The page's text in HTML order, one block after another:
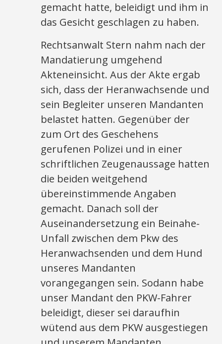
gemacht hatte, beleidigt und ihm in
das Gesicht geschlagen zu haben.
Rechtsanwalt Stern nahm nach der
Mandatierung umgehend
Akteneinsicht. Aus der Akte ergab
sich, dass der Heranwachsende und
sein Begleiter unseren Mandanten
belastet hatten. Gegenüber der
zum Ort des Geschehens
gerufenen Polizei und in einer
schriftlichen Zeugenaussage hatten
die beiden weitgehend
übereinstimmende Angaben
gemacht. Danach soll der
Auseinandersetzung ein Beinahe-
Unfall zwischen dem Pkw des
Heranwachsenden und dem Hund
unseres Mandanten
vorangegangen sein. Sodann habe
unser Mandant den PKW-Fahrer
beleidigt, dieser sei daraufhin
wütend aus dem PKW ausgestiegen